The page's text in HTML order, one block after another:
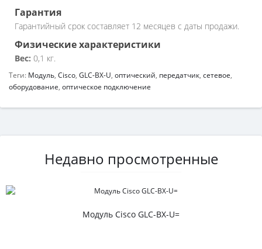
Гарантия
Гарантийный срок составляет 12 месяцев с даты продажи.
Физические характеристики
Вес: 0,1 кг.
Теги: Модуль, Cisco, GLC-BX-U, оптический, передатчик, сетевое,
оборудование, оптическое подключение
Недавно просмотренные
Модуль Cisco GLC-BX-U=